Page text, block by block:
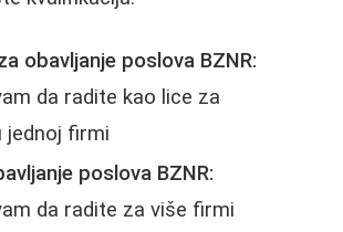
obavljanje poslova BZNR:
da radite kao lice za
jednoj firmi
poslova BZNR:
da radite za više firmi